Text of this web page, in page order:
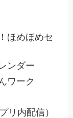
ほめほめセ
ンダー
ワーク
リ内配信）